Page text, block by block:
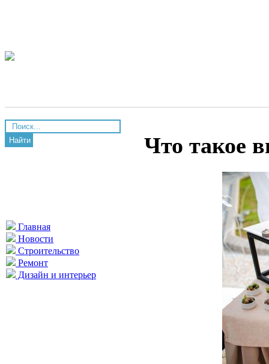
Найти
Главная
Новости
Строительство
Ремонт
Дизайн и интерьер
Что такое